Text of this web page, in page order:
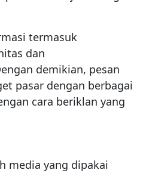
termasuk
dan
demikian, pesan
pasar dengan berbagai
cara beriklan yang
media yang dipakai